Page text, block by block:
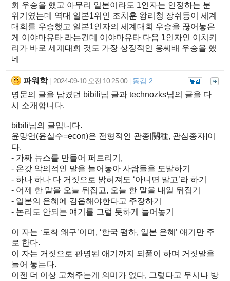
회 우승을 했고 아무리 일본이라도 1인자는 인정하는 분
위기였는데 역대 일본1위인 조치훈 왕리청 장쉬등이 세계
대회를 우승했고 일본1인자의 세계대회 우승을 끊어놓은
게 이야마유타 라는건데 이야마유타 다음 1인자인 이치키
리가 바로 세계대회 것도 가장 상징적인 응씨배 우승을 했
네
파워학 2024-09-10 오전 10:25:00 동감 2
명문의 글을 남겼던 bibili님 글과 technozks님의 글을 다
시 소개합니다.
bibili님의 글입니다.
윤망언(윤실수=econ)은 전형적인 관종[關種, 관심종자]이
다.
- 가짜 뉴스를 만들어 퍼트리기,
- 온갖 악의적인 말을 늘어놓아 사람들을 도발하기
- 하나 하나 다 거짓으로 밝혀져도 ‘아니면 말고’라 하기
- 어제 한 말을 오늘 뒤집고, 오늘 한 말을 내일 뒤집기
- 일본의 은혜에 감읍해야한다고 주장하기
- 논리도 안되는 얘기를 그럴 듯하게 늘어놓기
이 자는 ‘토착 왜구’이며, ‘한국 폄하, 일본 은혜’ 얘기만 주
로 한다.
이 자는 거짓으로 판명된 애기까지 되풀이 하며 거짓말을
늘어 놓는다.
이젠 더 이상 고쳐주는게 의미가 없다, 그렇다고 무시나 방